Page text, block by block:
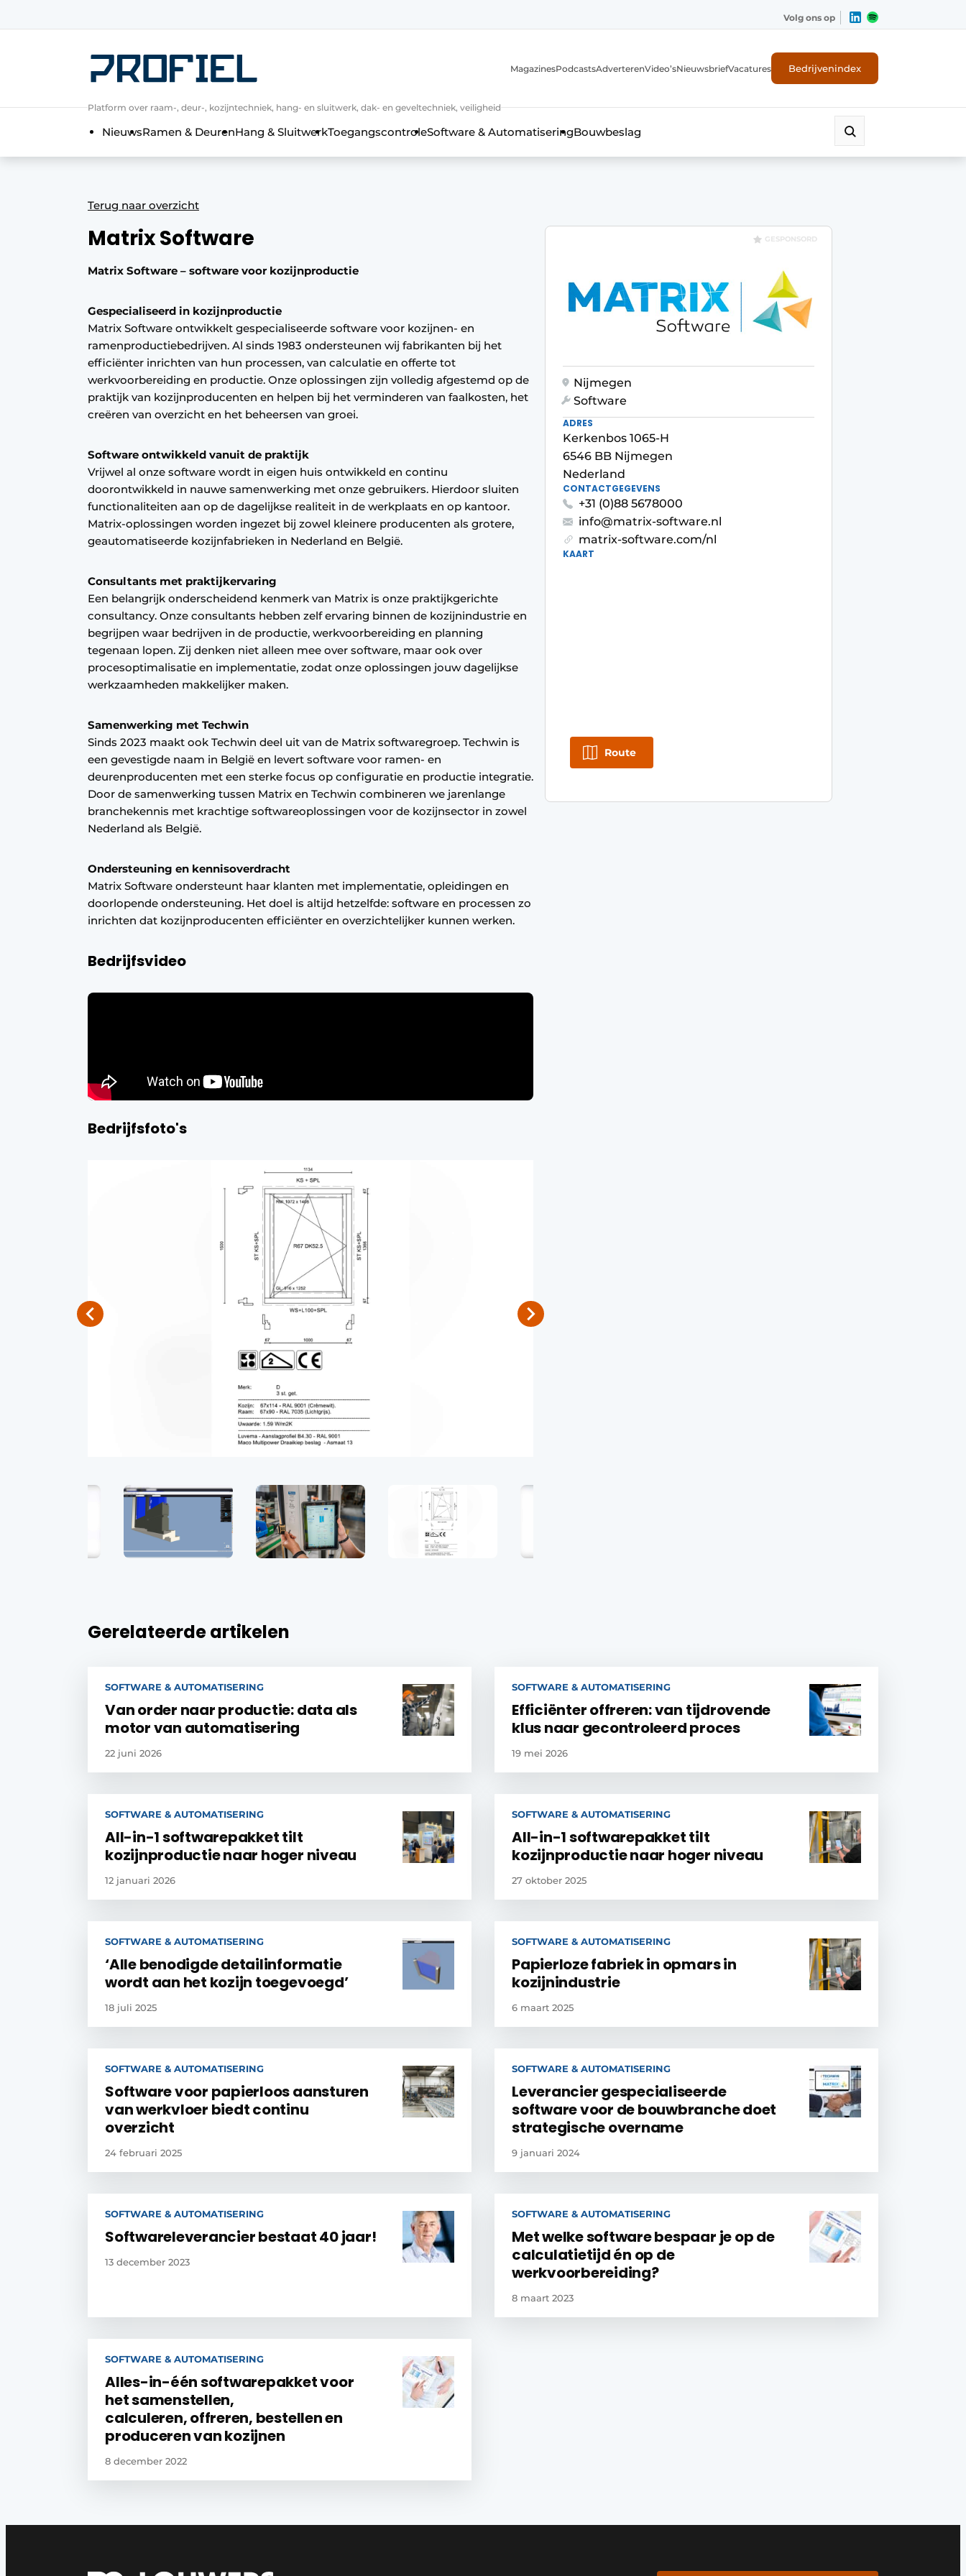
Algemene voorwaarden
Podcasts
Privacy / Cookie statement
Profiel | Platform over raam-, deur-, kozijntechniek, hang- en sluitwerk, dak- en geveltechniek, veiligheid
Uitnodiging Rondetafelgesprek – 20 jaar Profiel
Vacature aanmelden
Vacatures
Video’s
Werben
Volg ons op
Platform over raam-, deur-, kozijntechniek, hang- en sluitwerk, dak- en geveltechniek, veiligheid
MagazinesPodcastsAdverterenVideo’sNieuwsbriefVacatures Bedrijvenindex
NieuwsRamen & DeurenHang & SluitwerkToegangscontroleSoftware & AutomatiseringBouwbeslag
Terug naar overzicht
Matrix Software
Matrix Software – software voor kozijnproductie
Gespecialiseerd in kozijnproductie
Matrix Software ontwikkelt gespecialiseerde software voor kozijnen- en
ramenproductiebedrijven. Al sinds 1983 ondersteunen wij fabrikanten bij het
efficiënter inrichten van hun processen, van calculatie en offerte tot
werkvoorbereiding en productie. Onze oplossingen zijn volledig afgestemd op de
praktijk van kozijnproducenten en helpen bij het verminderen van faalkosten, het
creëren van overzicht en het beheersen van groei.
Software ontwikkeld vanuit de praktijk
Vrijwel al onze software wordt in eigen huis ontwikkeld en continu
doorontwikkeld in nauwe samenwerking met onze gebruikers. Hierdoor sluiten
functionaliteiten aan op de dagelijkse realiteit in de werkplaats en op kantoor.
Matrix-oplossingen worden ingezet bij zowel kleinere producenten als grotere,
geautomatiseerde kozijnfabrieken in Nederland en België.
Consultants met praktijkervaring
Een belangrijk onderscheidend kenmerk van Matrix is onze praktijkgerichte
consultancy. Onze consultants hebben zelf ervaring binnen de kozijnindustrie en
begrijpen waar bedrijven in de productie, werkvoorbereiding en planning
tegenaan lopen. Zij denken niet alleen mee over software, maar ook over
procesoptimalisatie en implementatie, zodat onze oplossingen jouw dagelijkse
werkzaamheden makkelijker maken.
Samenwerking met Techwin
Sinds 2023 maakt ook Techwin deel uit van de Matrix softwaregroep. Techwin is
een gevestigde naam in België en levert software voor ramen- en
deurenproducenten met een sterke focus op configuratie en productie integratie.
Door de samenwerking tussen Matrix en Techwin combineren we jarenlange
branchekennis met krachtige softwareoplossingen voor de kozijnsector in zowel
Nederland als België.
Ondersteuning en kennisoverdracht
Matrix Software ondersteunt haar klanten met implementatie, opleidingen en
doorlopende ondersteuning. Het doel is altijd hetzelfde: software en processen zo
inrichten dat kozijnproducenten efficiënter en overzichtelijker kunnen werken.
Bedrijfsvideo
Bedrijfsfoto's
GESPONSORD
Nijmegen
Software
ADRES
Kerkenbos 1065-H
6546 BB Nijmegen
Nederland
CONTACTGEGEVENS
+31 (0)88 5678000
info@matrix-software.nl
matrix-software.com/nl
KAART
Route
Gerelateerde artikelen
SOFTWARE & AUTOMATISERING
Van order naar productie: data als
motor van automatisering
22 juni 2026
SOFTWARE & AUTOMATISERING
Efficiënter offreren: van tijdrovende
klus naar gecontroleerd proces
19 mei 2026
SOFTWARE & AUTOMATISERING
All-in-1 softwarepakket tilt
kozijnproductie naar hoger niveau
12 januari 2026
SOFTWARE & AUTOMATISERING
All-in-1 softwarepakket tilt
kozijnproductie naar hoger niveau
27 oktober 2025
SOFTWARE & AUTOMATISERING
‘Alle benodigde detailinformatie
wordt aan het kozijn toegevoegd’
18 juli 2025
SOFTWARE & AUTOMATISERING
Papierloze fabriek in opmars in
kozijnindustrie
6 maart 2025
SOFTWARE & AUTOMATISERING
Software voor papierloos aansturen
van werkvloer biedt continu
overzicht
24 februari 2025
SOFTWARE & AUTOMATISERING
Leverancier gespecialiseerde
software voor de bouwbranche doet
strategische overname
9 januari 2024
SOFTWARE & AUTOMATISERING
Softwareleverancier bestaat 40 jaar!
13 december 2023
SOFTWARE & AUTOMATISERING
Met welke software bespaar je op de
calculatietijd én op de
werkvoorbereiding?
8 maart 2023
SOFTWARE & AUTOMATISERING
Alles-in-één softwarepakket voor
het samenstellen,
calculeren, offreren, bestellen en
produceren van kozijnen
8 december 2022